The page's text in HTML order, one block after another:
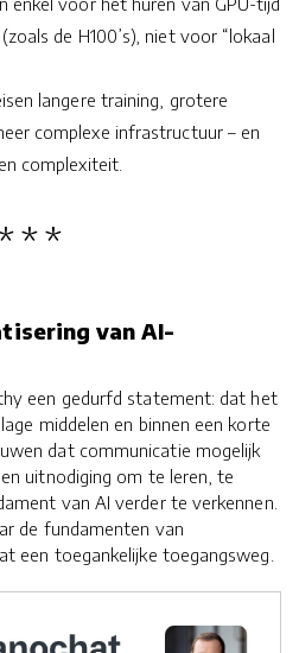
de H100’s), niet voor “lokaal
langere training, grotere
complexe infrastructuur – en
complexiteit.
van AI-
een gedurfd statement: dat het
middelen en binnen een korte
dat communicatie mogelijk
uitnodiging om te leren, te
van AI verder te verkennen.
de fundamenten van
een toegankelijke toegangsweg.